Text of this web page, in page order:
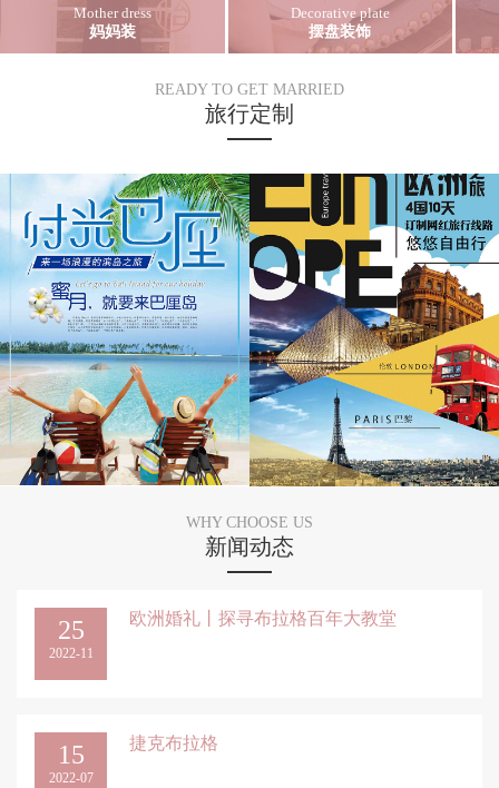
Mother dress
妈妈装
Decorative plate
摆盘装饰
READY TO GET MARRIED
旅行定制
WHY CHOOSE US
新闻动态
25
2022-11
欧洲婚礼丨探寻布拉格百年大教堂
15
2022-07
捷克布拉格